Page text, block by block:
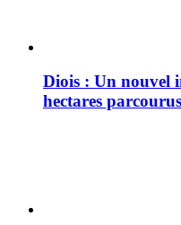
Diois : Un nouvel
hectares parcourus